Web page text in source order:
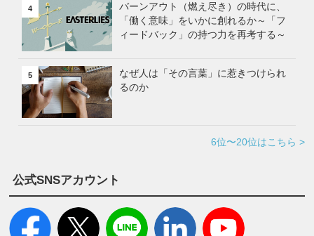
4
バーンアウト（燃え尽き）の時代に、
「働く意味」をいかに創れるか～「フ
ィードバック」の持つ力を再考する～
5
なぜ人は「その言葉」に惹きつけられ
るのか
6位〜20位はこちら >
公式SNSアカウント